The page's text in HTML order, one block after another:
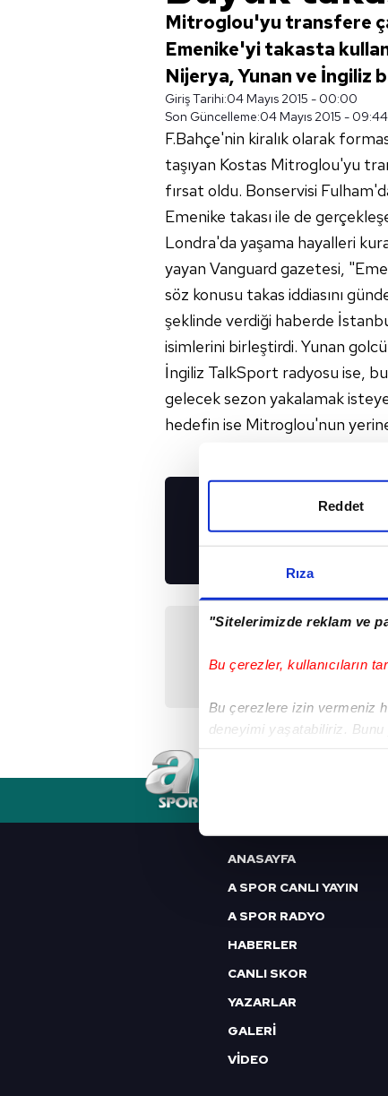
Rıza
"Sitelerimizde reklam ve
Bu çerezler, kullanıcıların
Bu çerezlere izin vermeniz
deneyimi yaşatabiliriz.
Her halükârda,
Sizlere daha iyi bir hizmet
çerezler vasıtasıyla çeşitli
reklam/pazarlama
Çerezlere ilişkin
6698 sayılı Kişisel
mevzuata uygun olarak
Reddet
Mitroglou'yu transfere
Emenike'yi takasta
Nijerya, Yunan ve İngiliz
Giriş Tarihi:04 Mayıs 2015 - 00:00
Son Güncelleme:04 Mayıs 2015 - 09:44
F.Bahçe'nin kiralık olarak
taşıyan Kostas Mitroglou'yu
fırsat oldu. Bonservisi
Emenike takası ile de
Londra'da yaşama hayalleri
yayan Vanguard gazetesi,
söz konusu takas iddiasını
şeklinde verdiği haberde
isimlerini birleştirdi. Yunan
İngiliz TalkSport radyosu ise, bu
gelecek sezon yakalamak
hedefin ise Mitroglou'nun
İNDİRİN!
Önceki Haber
ANASAYFA
A SPOR CANLI YAYIN
A SPOR RADYO
HABERLER
CANLI SKOR
YAZARLAR
GALERİ
VİDEO